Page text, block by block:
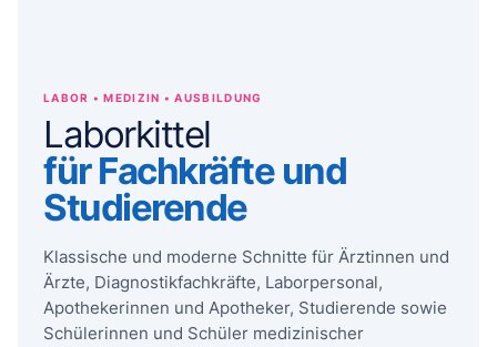
LABOR • MEDIZIN • AUSBILDUNG
Laborkittel
für Fachkräfte und
Studierende
Klassische und moderne Schnitte für Ärztinnen und
Ärzte, Diagnostikfachkräfte, Laborpersonal,
Apothekerinnen und Apotheker, Studierende sowie
Schülerinnen und Schüler medizinischer